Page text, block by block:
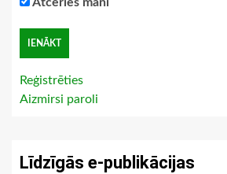
Reģistrēties
Aizmirsi paroli
Līdzīgās e-publikācijas